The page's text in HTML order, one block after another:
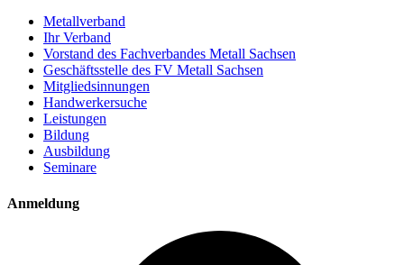
Metallverband
Ihr Verband
Vorstand des Fachverbandes Metall Sachsen
Geschäftsstelle des FV Metall Sachsen
Mitgliedsinnungen
Handwerkersuche
Leistungen
Bildung
Ausbildung
Seminare
Anmeldung